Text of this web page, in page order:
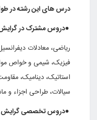
درس های این رشته در
●دروس مشترک در
ریاضی، معادلات
فیزیک، شیمی و خواص
استاتیک، دینامیک،
سیالات، طراحی اجزاء و
●دروس تخصصی گرایش